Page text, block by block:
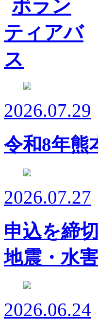
2026.07.29
令和8年熊
2026.07.27
申込を締
地震・水
2026.06.24